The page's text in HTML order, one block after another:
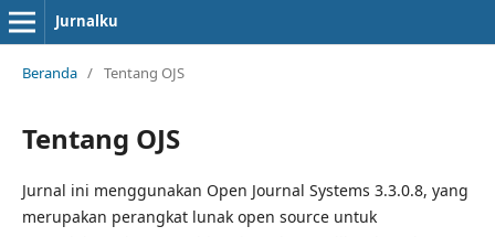
Jurnalku
Beranda / Tentang OJS
Tentang OJS
Jurnal ini menggunakan Open Journal Systems 3.3.0.8, yang
merupakan perangkat lunak open source untuk